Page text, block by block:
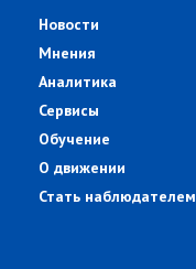
Новости
Мнения
Аналитика
Сервисы
Обучение
О движении
Стать наблюдателем